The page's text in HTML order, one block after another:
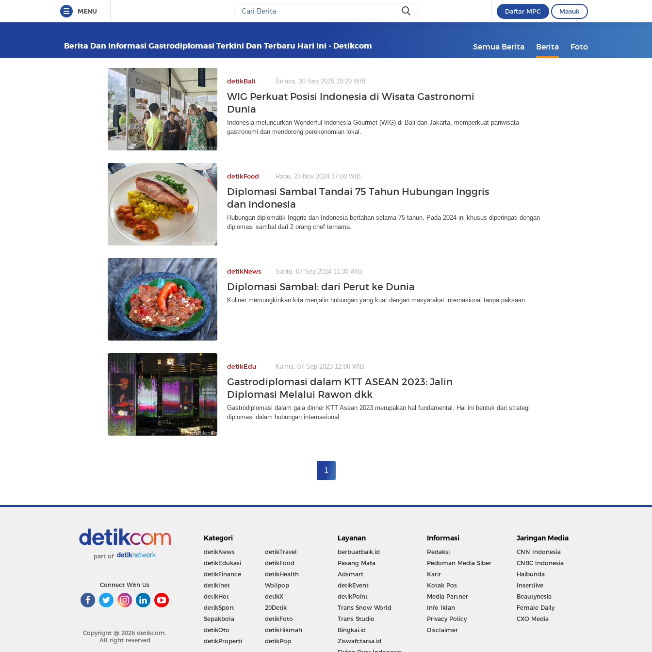
MENU Daftar MPC Masuk
Berita Dan Informasi Gastrodiplomasi Terkini Dan Terbaru Hari Ini - Detikcom Semua Berita Berita Foto
detikBali Selasa, 30 Sep 2025 20:29 WIB
WIG Perkuat Posisi Indonesia di Wisata Gastronomi
Dunia
Indonesia meluncurkan Wonderful Indonesia Gourmet (WIG) di Bali dan Jakarta, memperkuat pariwisata
gastronomi dan mendorong perekonomian lokal.
detikFood Rabu, 20 Nov 2024 17:00 WIB
Diplomasi Sambal Tandai 75 Tahun Hubungan Inggris
dan Indonesia
Hubungan diplomatik Inggris dan Indonesia bertahan selama 75 tahun. Pada 2024 ini khusus diperingati dengan
diplomasi sambal dari 2 orang chef ternama.
detikNews Sabtu, 07 Sep 2024 11:30 WIB
Diplomasi Sambal: dari Perut ke Dunia
Kuliner memungkinkan kita menjalin hubungan yang kuat dengan masyarakat internasional tanpa paksaan.
detikEdu Kamis, 07 Sep 2023 12:00 WIB
Gastrodiplomasi dalam KTT ASEAN 2023: Jalin
Diplomasi Melalui Rawon dkk
Gastrodiplomasi dalam gala dinner KTT Asean 2023 merupakan hal fundamental. Hal ini bentuk dari strategi
diplomasi dalam hubungan internasional.
1
part of
Connect With Us
Copyright @ 2026 detikcom.
All right reserved
Kategori
detikNews
detikEdukasi
detikFinance
detikInet
detikHot
detikSport
Sepakbola
detikOto
detikProperti
detikTravel
detikFood
detikHealth
Wolipop
detikX
20Detik
detikFoto
detikHikmah
detikPop
Layanan
berbuatbaik.id
Pasang Mata
Adsmart
detikEvent
detikPoint
Trans Snow World
Trans Studio
Bingkai.id
Ziswafctarsa.id
Informasi
Redaksi
Pedoman Media Siber
Karir
Kotak Pos
Media Partner
Info Iklan
Privacy Policy
Disclaimer
Jaringan Media
CNN Indonesia
CNBC Indonesia
Haibunda
Insertlive
Beautynesia
Female Daily
CXO Media